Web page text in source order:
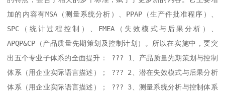
加的内容有MSA（测量系统分析）、PPAP（生产件批准程序）、
SPC（统计过程控制）、FMEA（失效模式与后果分析）、
APQP&CP（产品质量先期策划及控制计划）。所以在实施中，要突
出五个专业子体系的全面提升： ??? 1、产品质量先期策划与控制
体系（用企业实际语言描述）； ??? 2、潜在失效模式与后果分析
体系（用企业实际语言描述）； ??? 3、测量系统分析与控制体系